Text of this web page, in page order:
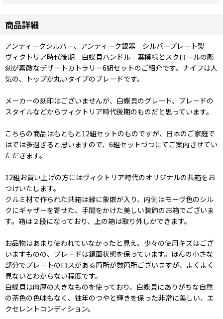
商品詳細
アンティークシルバー、アンティーク銀器 シルバープレート製
ヴィクトリア時代後期 白蝶貝ハンドル 葉模様とスクロールの彫
刻が素敵なデザートカトラリー6組セットのご紹介です。ナイフは人
気の、トップが丸いタイプのブレードです。
メーカーの刻印はございませんが、白蝶貝のグレード、ブレードの
スタイルなどからヴィクトリア時代後期のものだと思っています。
こちらの商品はもともと12組セットのものですが、日本のご家庭で
はでは多過ぎると思いますので、6組セットづつにてご案内させてい
ただきます。
12組お買い上げの方にはヴィクトリア時代のオリジナルの共箱をお
つけいたします。
クルミ材で作られた共箱は縁に象嵌が入り、内側はモーヴ色のシル
クにギャザーを寄せた、手間をかけた美しい装飾のお箱でございま
す。箱は２段になっており、上の箱は取り外しができます。
お品物はあまり使われていなかったと見え、少々の使用キズはござ
いますものの、ブレードは鏡面状態を保っています。ほんの小さな
部分でプレートのロスがある箇所が数箇所ございますが、よくよく
見ないとわからない程度です。
白蝶貝は肉厚の大きなものを使っており、白蝶貝にありがちな自然
の茶色の色味もなく、往年のつやと輝きを保った非常に美しい、エ
クセレントコンディション。